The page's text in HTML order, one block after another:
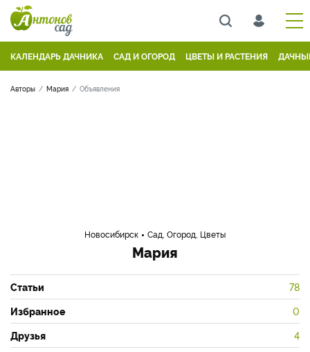
КАЛЕНДАРЬ ДАЧНИКА САД И ОГОРОД ЦВЕТЫ И РАСТЕНИЯ
Авторы Мария Объявления
Новосибирск Сад, Огород, Цветы
Мария
Статьи 78
Избранное 0
Друзья 4